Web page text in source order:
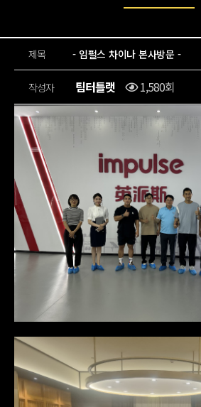
제목 - 임펄스 차이나 본사방문 -
작성자 팀터틀랫 1,580회